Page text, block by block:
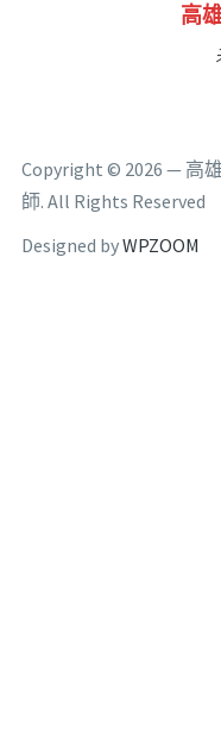
Copyright © 2026 — 高
師. All Rights Reserved
Designed byWPZOOM